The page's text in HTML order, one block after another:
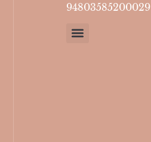
94803585200029